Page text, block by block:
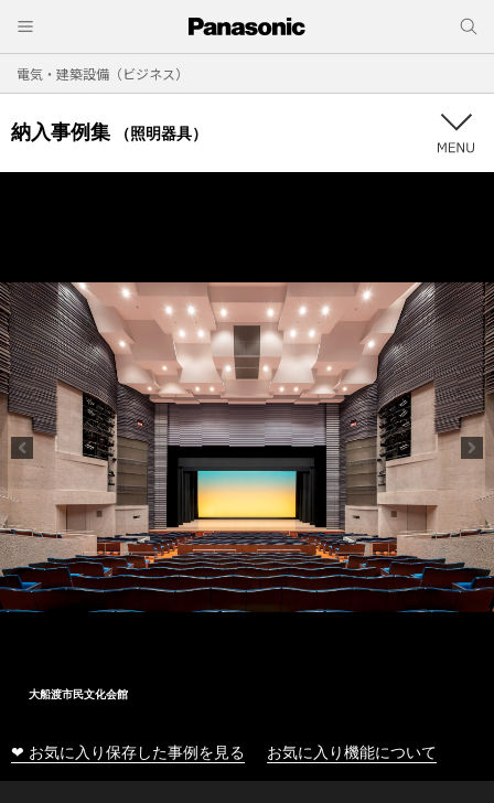
電気・建築設備（ビジネス）
納入事例集 （照明器具）
大船渡市民文化会館
❤ お気に入り保存した事例を見る お気に入り機能について